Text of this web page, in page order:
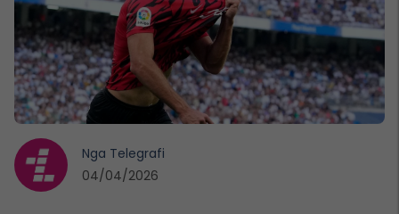
Nga Telegrafi
04/04/2026